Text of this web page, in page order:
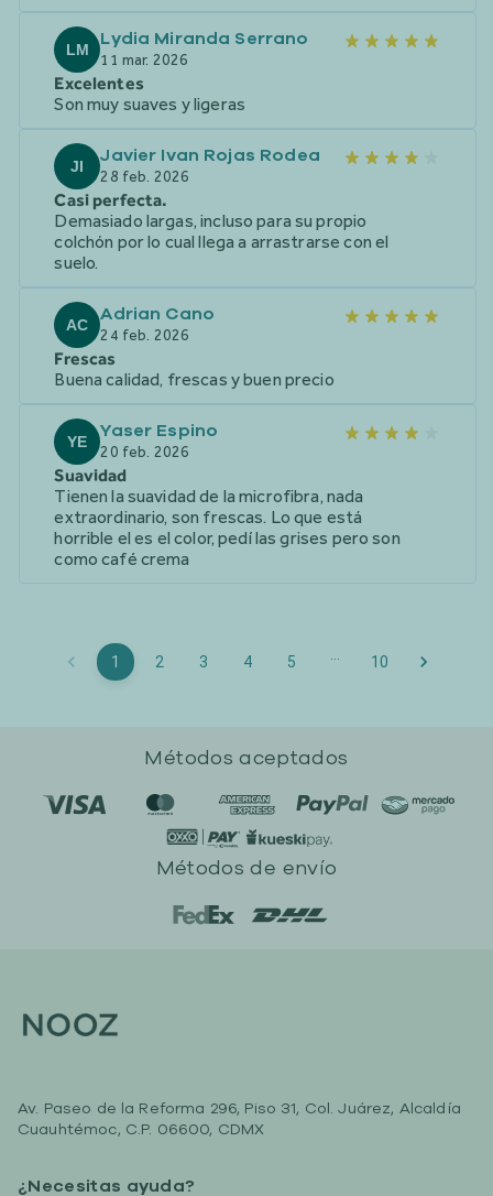
LM Lydia Miranda Serrano
11 mar. 2026
Excelentes
Son muy suaves y ligeras
JI Javier Ivan Rojas Rodea
28 feb. 2026
Casi perfecta.
Demasiado largas, incluso para su propio
colchón por lo cual llega a arrastrarse con el
suelo.
AC Adrian Cano
24 feb. 2026
Frescas
Buena calidad, frescas y buen precio
YE Yaser Espino
20 feb. 2026
Suavidad
Tienen la suavidad de la microfibra, nada
extraordinario, son frescas. Lo que está
horrible el es el color, pedí las grises pero son
como café crema
1 2 3 4 5 … 10
Métodos aceptados
Métodos de envío
Av. Paseo de la Reforma 296, Piso 31, Col. Juárez, Alcaldía
Cuauhtémoc, C.P. 06600, CDMX
¿Necesitas ayuda?